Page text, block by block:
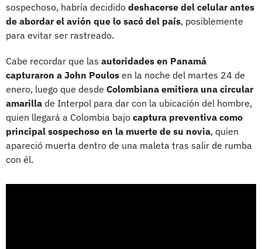
sospechoso, habría decidido deshacerse del celular antes
de abordar el avión que lo sacó del país, posiblemente
para evitar ser rastreado.
Cabe recordar que las autoridades en Panamá
capturaron a John Poulos en la noche del martes 24 de
enero, luego que desde Colombiana emitiera una circular
amarilla de Interpol para dar con la ubicación del hombre,
quien llegará a Colombia bajo captura preventiva como
principal sospechoso en la muerte de su novia, quien
apareció muerta dentro de una maleta tras salir de rumba
con él.